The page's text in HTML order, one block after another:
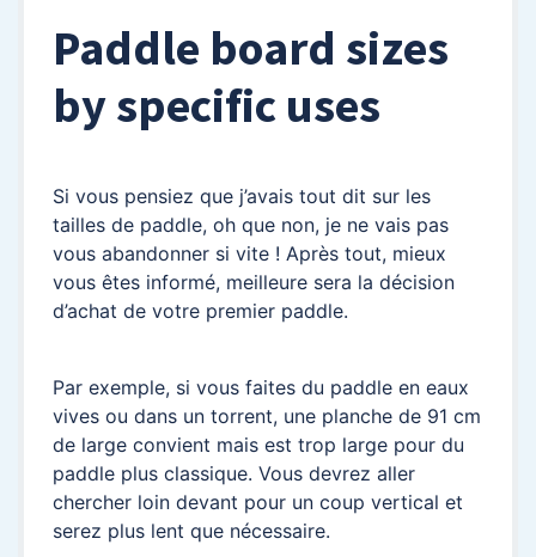
Paddle board sizes
by specific uses
Si vous pensiez que j’avais tout dit sur les
tailles de paddle, oh que non, je ne vais pas
vous abandonner si vite ! Après tout, mieux
vous êtes informé, meilleure sera la décision
d’achat de votre premier paddle.
Par exemple, si vous faites du paddle en eaux
vives ou dans un torrent, une planche de 91 cm
de large convient mais est trop large pour du
paddle plus classique. Vous devrez aller
chercher loin devant pour un coup vertical et
serez plus lent que nécessaire.